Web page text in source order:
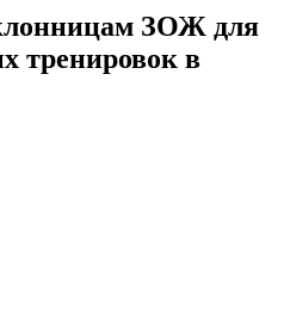
ЗОЖ для
тренировок в